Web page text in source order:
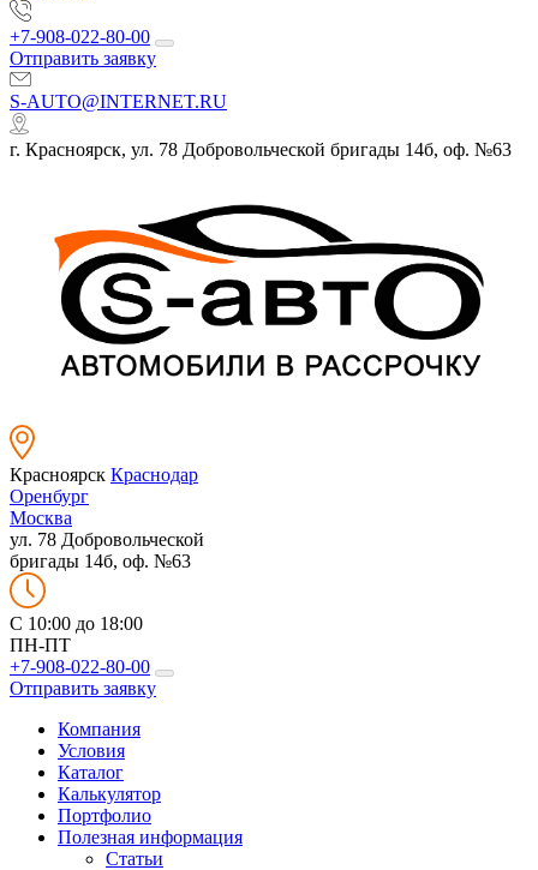
+7-908-022-80-00
Отправить заявку
S-AUTO@INTERNET.RU
г. Красноярск, ул. 78 Добровольческой бригады 14б, оф. №63
Красноярск Краснодар
Оренбург
Москва
ул. 78 Добровольческой
бригады 14б, оф. №63
C 10:00 до 18:00
ПН-ПТ
+7-908-022-80-00
Отправить заявку
Компания
Условия
Каталог
Калькулятор
Портфолио
Полезная информация
Статьи